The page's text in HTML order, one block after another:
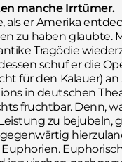
manche Irrtümer.
als er Amerika
zu haben glaubte.
Tragödie
schuf er die
für den Kalauer)
in deutschen
fruchtbar. Denn,
zu bejubeln,